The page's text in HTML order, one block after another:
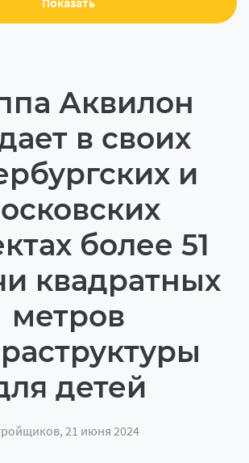
Аквилон
в своих
и
более 51
квадратных
метров
детей
, 21 июня 2024